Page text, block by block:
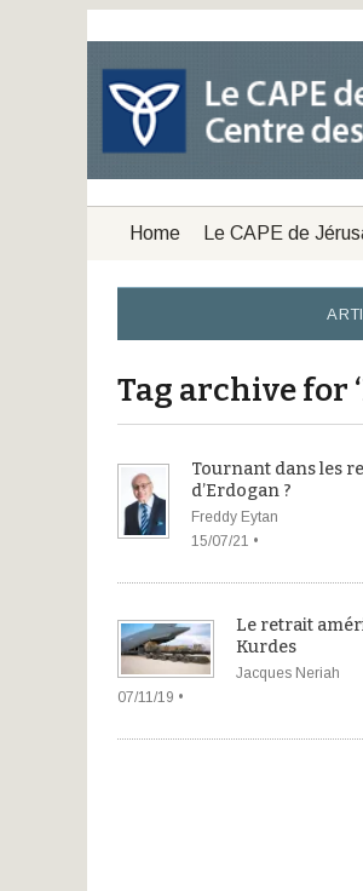
Home Le CAPE de
Tag archive for
Tournant dans les
d’Erdogan ?
Freddy Eytan
15/07/21 •
Le retrait
Kurdes
Jacques Neriah
07/11/19 •